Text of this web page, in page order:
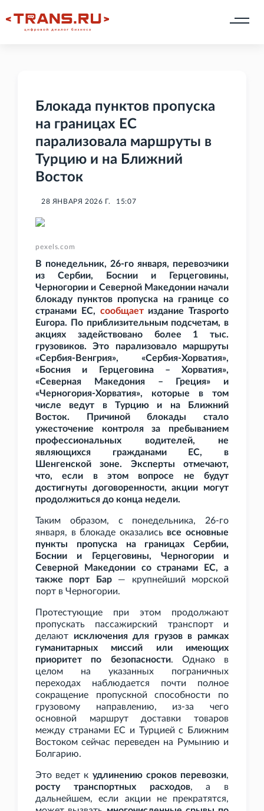
Блокада пунктов пропуска
на границах ЕС
парализовала маршруты в
Турцию и на Ближний
Восток
28 ЯНВАРЯ 2026 Г. 15:07
pexels.com
В понедельник, 26-го января, перевозчики
из Сербии, Боснии и Герцеговины,
Черногории и Северной Македонии начали
блокаду пунктов пропуска на границе со
странами ЕС, сообщаетиздание Trasporto
Europa. По приблизительным подсчетам, в
акциях задействовано более 1
тыс.
грузовиков. Это парализовало маршруты
«Сербия-Венгрия», «Сербия-Хорватия»,
«Босния и Герцеговина – Хорватия»,
«Северная Македония – Греция» и
«Черногория-Хорватия», которые в том
числе ведут в Турцию и на Ближний
Восток. Причиной блокады стало
ужесточение контроля за пребыванием
профессиональных водителей, не
являющихся гражданами ЕС, в
Шенгенской зоне. Эксперты отмечают,
что, если в этом вопросе не будут
достигнуты договоренности, акции могут
продолжиться до конца недели.
Таким образом, с понедельника, 26-го
января, в блокаде оказались все основные
пункты пропуска на границах Сербии,
Боснии и Герцеговины, Черногории и
Северной Македонии со странами ЕС, а
также порт Бар— крупнейший морской
порт в Черногории.
Протестующие при этом продолжают
пропускать пассажирский транспорт и
делают исключения для грузов в рамках
гуманитарных миссий или имеющих
приоритет по безопасности. Однако в
целом на указанных пограничных
переходах наблюдается почти полное
сокращение пропускной способности по
грузовому направлению, из-за чего
основной маршрут доставки товаров
между странами ЕС и Турцией с Ближним
Востоком сейчас переведен на Румынию и
Болгарию.
Это ведет к удлинению сроков перевозки,
росту транспортных расходов, а в
дальнейшем, если акции не прекратятся,